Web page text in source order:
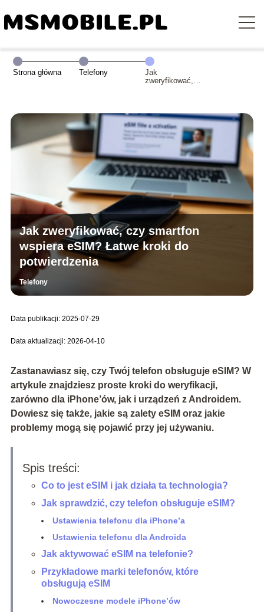
Strona główna Telefony
Jak
zweryfikować,
potwierdzenia
Jak zweryfikować, czy smartfon
wspiera eSIM? Łatwe kroki do
potwierdzenia
Telefony
Data publikacji: 2025-07-29
Data aktualizacji: 2026-04-10
Zastanawiasz się, czy Twój telefon obsługuje eSIM? W
artykule znajdziesz proste kroki do weryfikacji,
zarówno dla iPhone’ów, jak i urządzeń z Androidem.
Dowiesz się także, jakie są zalety eSIM oraz jakie
problemy mogą się pojawić przy jej używaniu.
Spis treści:
Co to jest eSIM i jak działa ta technologia?
Jak sprawdzić, czy telefon obsługuje eSIM?
Ustawienia telefonu dla iPhone’a
Ustawienia telefonu dla Androida
Jak aktywować eSIM na telefonie?
Przykładowe marki telefonów, które
obsługują eSIM
Nowoczesne modele iPhone’ów